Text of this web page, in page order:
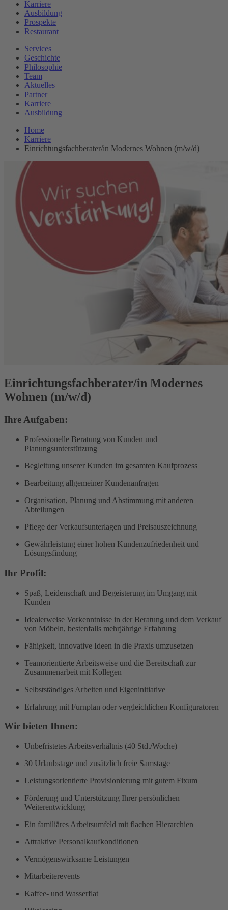
Karriere
Ausbildung
Prospekte
Restaurant
Services
Geschichte
Philosophie
Team
Aktuelles
Partner
Karriere
Ausbildung
Home
Karriere
Einrichtungsfachberater/in Modernes Wohnen (m/w/d)
Einrichtungsfachberater/in Modernes
Wohnen (m/w/d)
Ihre Aufgaben:
Professionelle Beratung von Kunden und
Planungsunterstützung
Begleitung unserer Kunden im gesamten Kaufprozess
Bearbeitung allgemeiner Kundenanfragen
Organisation, Planung und Abstimmung mit anderen
Abteilungen
Pflege der Verkaufsunterlagen und Preisauszeichnung
Gewährleistung einer hohen Kundenzufriedenheit und
Lösungsfindung
Ihr Profil:
Spaß, Leidenschaft und Begeisterung im Umgang mit
Kunden
Idealerweise Vorkenntnisse in der Beratung und dem Verkauf
von Möbeln, bestenfalls mehrjährige Erfahrung
Fähigkeit, innovative Ideen in die Praxis umzusetzen
Teamorientierte Arbeitsweise und die Bereitschaft zur
Zusammenarbeit mit Kollegen
Selbstständiges Arbeiten und Eigeninitiative
Erfahrung mit Furnplan oder vergleichlichen Konfiguratoren
Wir bieten Ihnen:
Unbefristetes Arbeitsverhältnis (40 Std./Woche)
30 Urlaubstage und zusätzlich freie Samstage
Leistungsorientierte Provisionierung mit gutem Fixum
Förderung und Unterstützung Ihrer persönlichen
Weiterentwicklung
Ein familiäres Arbeitsumfeld mit flachen Hierarchien
Attraktive Personalkaufkonditionen
Vermögenswirksame Leistungen
Mitarbeiterevents
Kaffee- und Wasserflat